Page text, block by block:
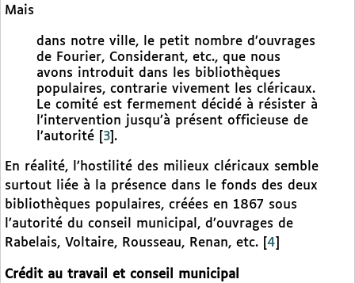
Mais
dans notre ville, le petit nombre d’ouvrages
de Fourier, Considerant, etc., que nous
avons introduit dans les bibliothèques
populaires, contrarie vivement les cléricaux.
Le comité est fermement décidé à résister à
l’intervention jusqu’à présent officieuse de
l’autorité
3 .
En réalité, l’hostilité des milieux cléricaux semble
surtout liée à la présence dans le fonds des deux
bibliothèques populaires, créées en 1867 sous
l’autorité du conseil municipal, d’ouvrages de
Rabelais, Voltaire, Rousseau, Renan, etc.
4
Crédit au travail et conseil municipal